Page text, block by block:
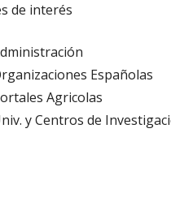
de interés
Españolas
Agricolas
y Centros de